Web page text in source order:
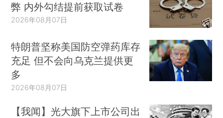
弊 内外勾结提前获取试卷
2026年08月07日
特朗普坚称美国防空弹药库存
充足 但不会向乌克兰提供更
多
2026年08月07日
【我闻】光大旗下上市公司出